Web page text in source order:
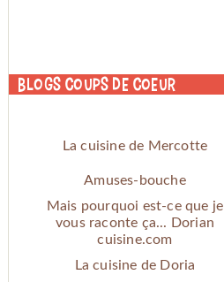
Blogs coups de coeur
La cuisine de Mercotte
Amuses-bouche
Mais pourquoi est-ce que je
vous raconte ça... Dorian
cuisine.com
La cuisine de Doria